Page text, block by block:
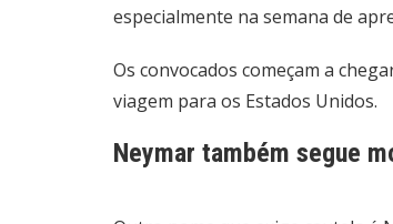
especialmente na semana de
Os convocados começam a
viagem para os Estados Unidos.
Neymar também segue